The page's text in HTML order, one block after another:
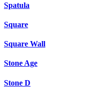
Spatula
Square
Square Wall
Stone Age
Stone D